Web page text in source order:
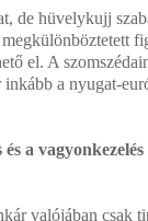
de hüvelykujj
el. A
a nyugat-
a
valójában csak